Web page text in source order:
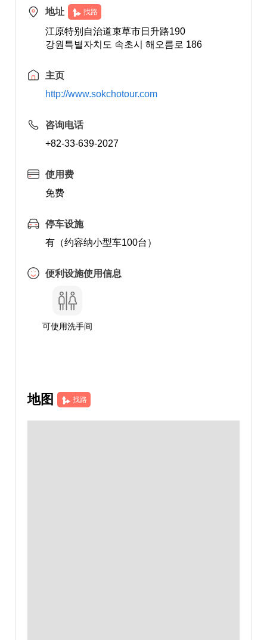
地址 找路
江原特别自治道束草市日升路190
강원특별자치도 속초시 해오름로 186
主页
http://www.sokchotour.com
咨询电话
+82-33-639-2027
使用费
免费
停车设施
有（约容纳小型车100台）
便利设施使用信息
可使用洗手间
地图 找路